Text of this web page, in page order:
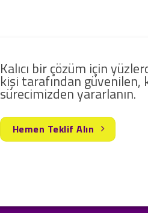
Kalıcı bir çözüm için
kişi tarafından güvenilen,
sürecimizden yararlanın.
Hemen Teklif Alın